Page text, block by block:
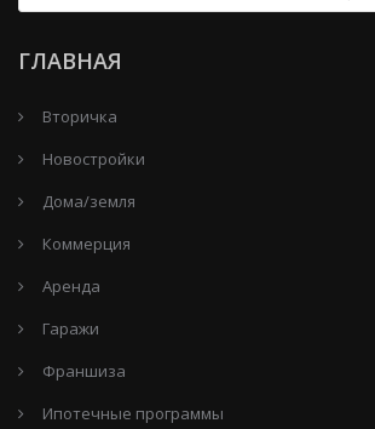
ГЛАВНАЯ
Вторичка
Новостройки
Дома/земля
Коммерция
Аренда
Гаражи
Франшиза
Ипотечные программы